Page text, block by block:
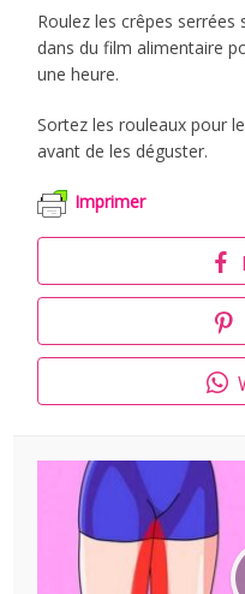
Roulez les crêpes
dans du film alimentaire
une heure.
Sortez les rouleaux pour
avant de les déguster.
Imprimer